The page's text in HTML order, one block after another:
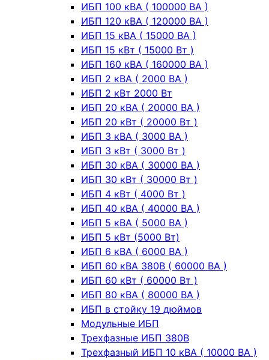
ИБП 100 кВА ( 100000 ВА )
ИБП 120 кВА ( 120000 ВА )
ИБП 15 кВА ( 15000 ВА )
ИБП 15 кВт ( 15000 Вт )
ИБП 160 кВА ( 160000 ВА )
ИБП 2 кВА ( 2000 ВА )
ИБП 2 кВт 2000 Вт
ИБП 20 кВА ( 20000 ВА )
ИБП 20 кВт ( 20000 Вт )
ИБП 3 кВА ( 3000 ВА )
ИБП 3 кВт ( 3000 Вт )
ИБП 30 кВА ( 30000 ВА )
ИБП 30 кВт ( 30000 Вт )
ИБП 4 кВт ( 4000 Вт )
ИБП 40 кВА ( 40000 ВА )
ИБП 5 кВА ( 5000 ВА )
ИБП 5 кВт (5000 Вт)
ИБП 6 кВА ( 6000 ВА )
ИБП 60 кВА 380В ( 60000 ВА )
ИБП 60 кВт ( 60000 Вт )
ИБП 80 кВА ( 80000 ВА )
ИБП в стойку 19 дюймов
Модульные ИБП
Трехфазные ИБП 380В
Трехфазный ИБП 10 кВА ( 10000 ВА )